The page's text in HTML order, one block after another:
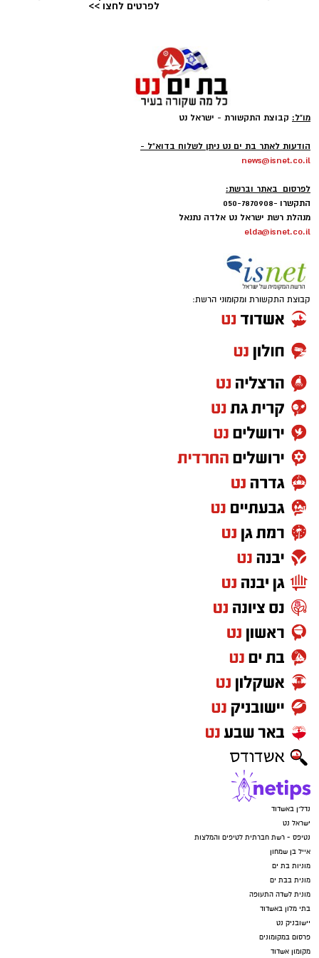
רשות הטבע והגנים מזמינה אתכם ללילות קסומים
תחת כיפת השמיים, עם חוויות טבע ייחודיות ברחבי
ובגרמי שמיים, דרך סיורי לילה, שקיעות מדבריות
ולינה בחניוני הלילה ועד פעילויות לכל המשפחה
המחברות בין טבע, מדע ופליאה.
אפרת רוחין, ממונת קהל וקהילה במחוז דרום של
רשות הטבע והגנים
עולם אחר. השקט, המרחבים הפתוחים ושמי
הכוכבים יוצרים חוויה שקשה למצוא במקומות
אחרים. כדי ליהנות ממופע הכוכבים המרהיב לא
צריך ציוד מיוחד או טלסקופים. כל מה שנדרש הוא
להגיע למקום חשוך ושקט, להרים את המבט אל
השמיים ולתת לעיניים להתרגל לחושך. מטר
הפרסאידים הוא הזדמנות נפלאה לצאת מהשגרה,
להגיע אל הגנים הלאומיים ושמורות הטבע בשעות
הנעימות של הקיץ ולגלות את היופי שמחכה לנו
דווקא כשהשמש שוקעת. אנחנו מזמינים את
הציבור להנות משקיעה מדברית קסומה, מהשקט
שמביא איתו הלילה וממופע הכוכבים הגדול, אך גם
לזכור לשמור על הטבע שסביבנו: לנסוע רק
בשבילים מסומנים, להימנע מפגיעה בצומח וחי
מקומי, להימנע מכניסה לשטחי אש , לשמור על
הניקיון ולקחת את האשפה אתכם"
לפרטים לחצו >>
מו"ל: קבוצת התקשורת - ישראל נט
הודעות לאתר בת ים נט ניתן לשלוח בדוא"ל -
news@isnet.co.il
לפרסום באתר וברשת:
התקשרו -050-7870908
מנהלת רשת ישראל נט אלדה נתנאל
elda@isnet.co.il
קבוצת התקשורת ומקומוני הרשת:
נדל"ן באשדוד
ישראל נט
נטיפס - רשת חברתית לטיפים והמלצות
אייל בן שמחון
מוניות בת ים
מונית בבת ים
מונית לשדה התעופה
בתי מלון באשדוד
יישובניק נט
פרסום במקומונים
מקומון אשדוד